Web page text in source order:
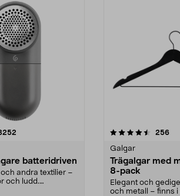
batteridriven
andra textilier –
och ludd.
5 stjärnor 256
Galgar
Trägalgar med
8-pack
Elegant och
och metall – finns i
4.0av 5